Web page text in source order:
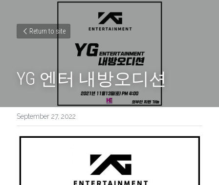
Return to site
YG 엔터 내방오디션
September 27, 2022